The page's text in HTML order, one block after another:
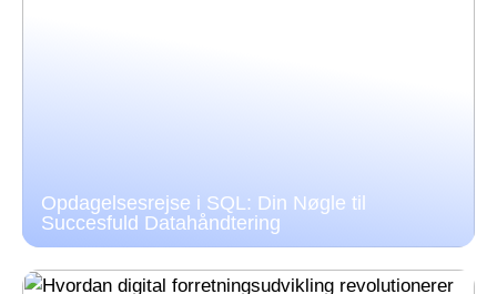
Opdagelsesrejse i SQL: Din Nøgle til
Succesfuld Datahåndtering